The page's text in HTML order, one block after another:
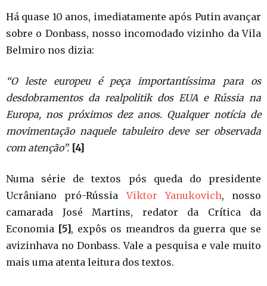
Há quase 10 anos, imediatamente após Putin avançar
sobre o Donbass, nosso incomodado vizinho da Vila
Belmiro nos dizia:
“O leste europeu é peça importantíssima para os
desdobramentos da realpolitik dos EUA e Rússia na
Europa, nos próximos dez anos. Qualquer notícia de
movimentação naquele tabuleiro deve ser observada
com atenção”. [4]
Numa série de textos pós queda do presidente
Ucrâniano pró-RússiaViktor Yanukovich, nosso
camarada José Martins, redator da Crítica da
Economia [5], expôs os meandros da guerra que se
avizinhava no Donbass. Vale a pesquisa e vale muito
mais uma atenta leitura dos textos.